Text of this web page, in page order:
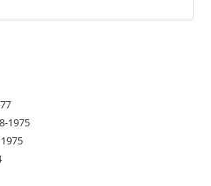
op
1975